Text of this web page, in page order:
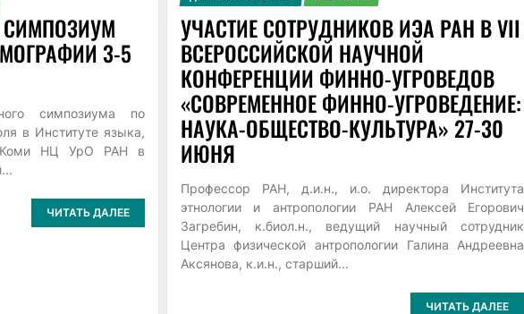
3-5
симпозиума по
в Институте языка,
Коми НЦ УрО РАН в
ЧИТАТЬ ДАЛЕЕ
УЧАСТИЕ СОТРУДНИКОВ ИЭА РАН В VII
ВСЕРОССИЙСКОЙ НАУЧНОЙ
КОНФЕРЕНЦИИ ФИННО-УГРОВЕДОВ
«СОВРЕМЕННОЕ ФИННО-УГРОВЕДЕНИЕ:
НАУКА-ОБЩЕСТВО-КУЛЬТУРА» 27-30
ИЮНЯ
Профессор РАН, д.и.н., и.о. директора Института
этнологии и антропологии РАН Алексей Егорович
Загребин, к.биол.н., ведущий научный сотрудник
Центра физической антропологии Галина Андреевна
Аксянова, к.и.н., старший...
ЧИТАТЬ ДАЛЕЕ